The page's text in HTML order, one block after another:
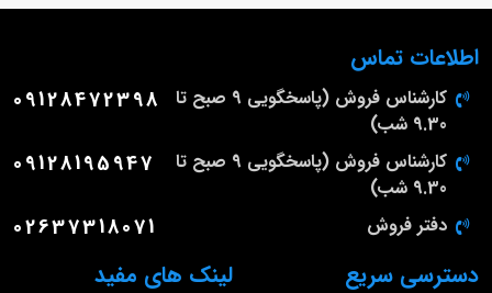
لینک های مفید دسترسی سریع
اطلاعات تماس
کارشناس فروش (پاسخگویی 9 صبح تا
9.30 شب)
09128472398
کارشناس فروش (پاسخگویی 9 صبح تا
9.30 شب)
09128195947
دفتر فروش 02637318071